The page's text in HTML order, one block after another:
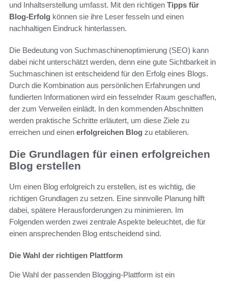
und Inhaltserstellung umfasst. Mit den richtigen Tipps für
Blog-Erfolg können sie ihre Leser fesseln und einen
nachhaltigen Eindruck hinterlassen.
Die Bedeutung von Suchmaschinenoptimierung (SEO) kann
dabei nicht unterschätzt werden, denn eine gute Sichtbarkeit in
Suchmaschinen ist entscheidend für den Erfolg eines Blogs.
Durch die Kombination aus persönlichen Erfahrungen und
fundierten Informationen wird ein fesselnder Raum geschaffen,
der zum Verweilen einlädt. In den kommenden Abschnitten
werden praktische Schritte erläutert, um diese Ziele zu
erreichen und einen erfolgreichen Blog zu etablieren.
Die Grundlagen für einen erfolgreichen
Blog erstellen
Um einen Blog erfolgreich zu erstellen, ist es wichtig, die
richtigen Grundlagen zu setzen. Eine sinnvolle Planung hilft
dabei, spätere Herausforderungen zu minimieren. Im
Folgenden werden zwei zentrale Aspekte beleuchtet, die für
einen ansprechenden Blog entscheidend sind.
Die Wahl der richtigen Plattform
Die Wahl der passenden Blogging-Plattform ist ein